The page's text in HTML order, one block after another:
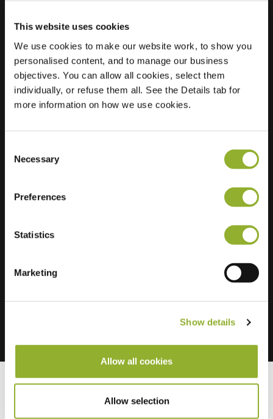
This website uses cookies
We use cookies to make our website work, to show you
personalised content, and to manage our business
objectives. You can allow all cookies, select them
individually, or refuse them all. See the Details tab for
more information on how we use cookies.
Selection
Necessary
Preferences
Statistics
Marketing
Show details
Allow all cookies
Allow selection
Localisation
Van Galenstraat 8
7511 JL Enschede
Pays-Bas